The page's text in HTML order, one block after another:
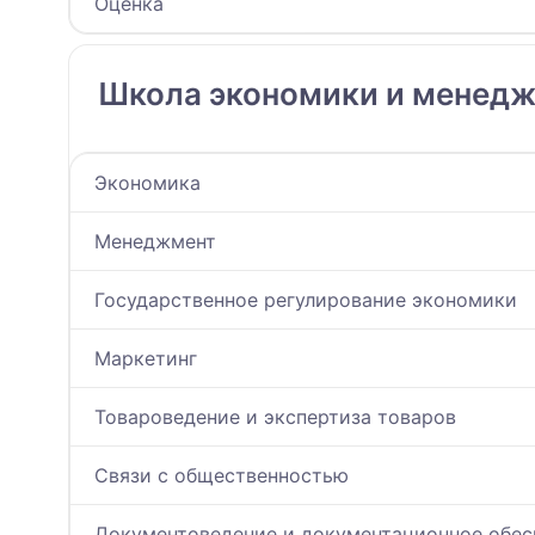
Школа экономики и
Экономика
Менеджмент
Государственное регулирование экономики
Маркетинг
Товароведение и экспертиза товаров
Связи с общественностью